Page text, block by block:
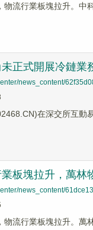
物流行業板塊拉升。
正式開展冷鏈業
news_content/
在深交所互動
業板塊拉升，萬
news_content/
物流行業板塊拉升。